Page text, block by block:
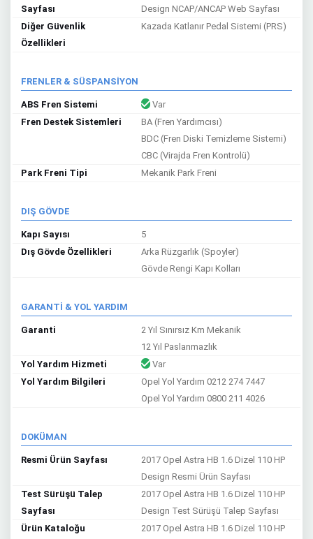
Sayfası
Design NCAP/ANCAP Web Sayfası
Diğer Güvenlik
Özellikleri
Kazada Katlanır Pedal Sistemi (PRS)
FRENLER & SÜSPANSİYON
ABS Fren Sistemi
Var
Fren Destek Sistemleri
BA (Fren Yardımcısı)
BDC (Fren Diski Temizleme Sistemi)
CBC (Virajda Fren Kontrolü)
Park Freni Tipi
Mekanik Park Freni
DIŞ GÖVDE
Kapı Sayısı
5
Dış Gövde Özellikleri
Arka Rüzgarlık (Spoyler)
Gövde Rengi Kapı Kolları
GARANTİ & YOL YARDIM
Garanti
2 Yıl Sınırsız Km Mekanik
12 Yıl Paslanmazlık
Yol Yardım Hizmeti
Var
Yol Yardım Bilgileri
Opel Yol Yardım 0212 274 7447
Opel Yol Yardım 0800 211 4026
DOKÜMAN
Resmi Ürün Sayfası
2017 Opel Astra HB 1.6 Dizel 110 HP
Design Resmi Ürün Sayfası
Test Sürüşü Talep
Sayfası
2017 Opel Astra HB 1.6 Dizel 110 HP
Design Test Sürüşü Talep Sayfası
Ürün Kataloğu
2017 Opel Astra HB 1.6 Dizel 110 HP